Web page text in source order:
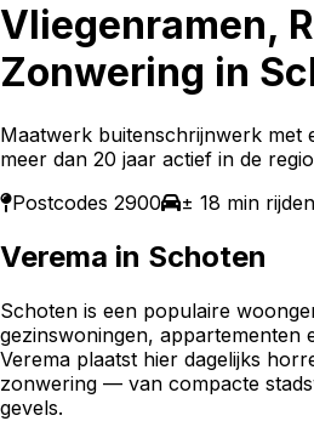
Vliegenramen,
Zonwering in
Maatwerk buitenschrijnwerk met
meer dan 20 jaar actief in de
Postcodes 2900 ± 18 min
Verema in Schoten
Schoten is een populaire
gezinswoningen, appartementen
Verema plaatst hier dagelijks
zonwering — van compacte
gevels.